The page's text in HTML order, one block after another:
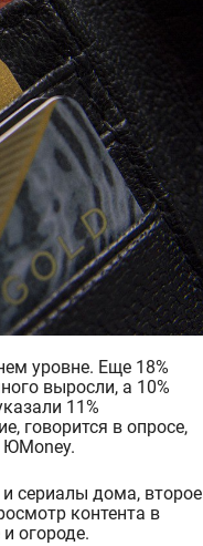
выросли, а 10%
11%
говорится в опросе,
сериалы дома, второе
контента в
огороде.